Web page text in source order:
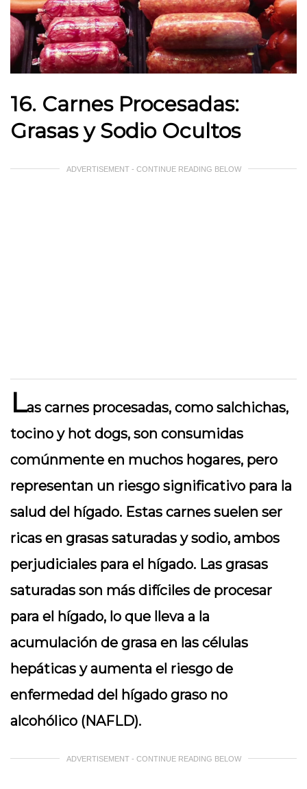
16. Carnes Procesadas:
Grasas y Sodio Ocultos
ADVERTISEMENT - CONTINUE READING BELOW
Las carnes procesadas, como salchichas,
tocino y hot dogs, son consumidas
comúnmente en muchos hogares, pero
representan un riesgo significativo para la
salud del hígado. Estas carnes suelen ser
ricas en grasas saturadas y sodio, ambos
perjudiciales para el hígado. Las grasas
saturadas son más difíciles de procesar
para el hígado, lo que lleva a la
acumulación de grasa en las células
hepáticas y aumenta el riesgo de
enfermedad del hígado graso no
alcohólico (NAFLD).
ADVERTISEMENT - CONTINUE READING BELOW